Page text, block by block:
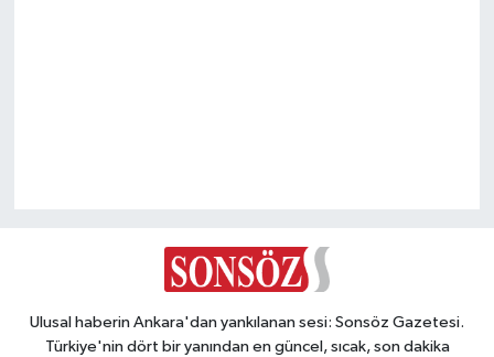
Ulusal haberin Ankara'dan yankılanan sesi: Sonsöz Gazetesi.
Türkiye'nin dört bir yanından en güncel, sıcak, son dakika